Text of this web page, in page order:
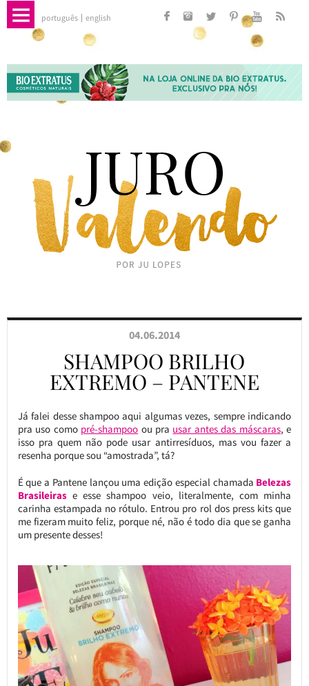
português english
04.06.2014
SHAMPOO BRILHO
EXTREMO – PANTENE
Já falei desse shampoo aqui algumas vezes, sempre indicando
pra uso como pré-shampoo ou pra usar antes das máscaras, e
isso pra quem não pode usar antirresíduos, mas vou fazer a
resenha porque sou “amostrada”, tá?
É que a Pantene lançou uma edição especial chamada Belezas
Brasileirase esse shampoo veio, literalmente, com minha
carinha estampada no rótulo. Entrou pro rol dos press kits que
me fizeram muito feliz, porque né, não é todo dia que se ganha
um presente desses!